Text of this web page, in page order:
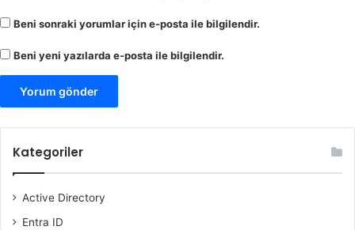
Beni sonraki yorumlar için e-posta ile bilgilendir.
Beni yeni yazılarda e-posta ile bilgilendir.
Kategoriler
Active Directory
Entra ID